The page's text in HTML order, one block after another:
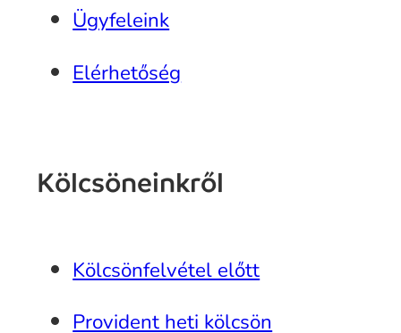
Ügyfeleink
Elérhetőség
Kölcsöneinkről
Kölcsönfelvétel előtt
Provident heti kölcsön